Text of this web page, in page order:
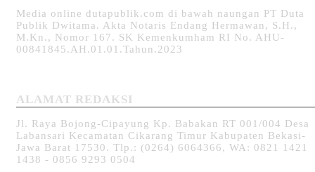
Media online dutapublik.com di bawah naungan PT Duta
Publik Dwitama. Akta Notaris Endang Hermawan, S.H.,
M.Kn., Nomor 167. SK Kemenkumham RI No. AHU-
00841845.AH.01.01.Tahun.2023
ALAMAT REDAKSI
Jl. Raya Bojong-Cipayung Kp. Babakan RT 001/004 Desa
Labansari Kecamatan Cikarang Timur Kabupaten Bekasi-
Jawa Barat 17530. Tlp.: (0264) 6064366, WA: 0821 1421
1438 - 0856 9293 0504